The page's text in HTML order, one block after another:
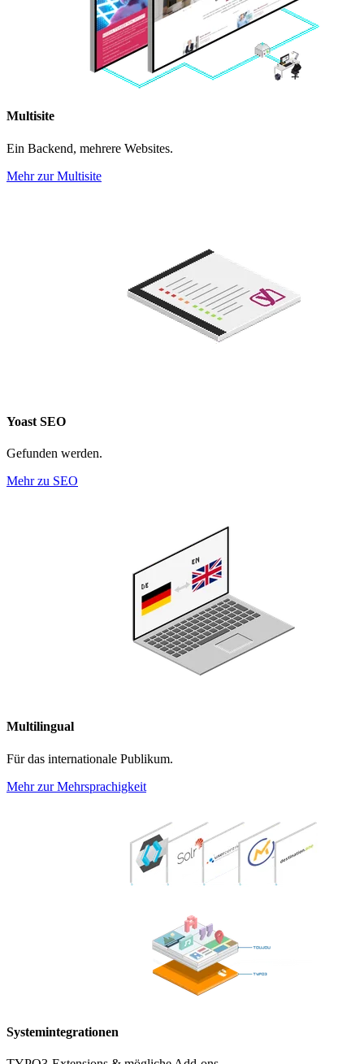
Multisite
Ein Backend, mehrere Websites.
Mehr zur Multisite
Yoast SEO
Gefunden werden.
Mehr zu SEO
Multilingual
Für das internationale Publikum.
Mehr zur Mehrsprachigkeit
Systemintegrationen